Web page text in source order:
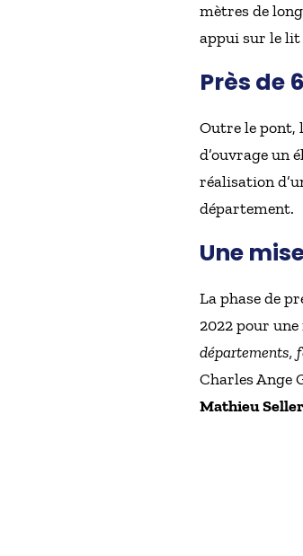
mètres de
appui sur le lit
Près de
Outre le pont,
d’ouvrage un
réalisation
département.
Une
La phase de
2022 pour
départements,
Charles Ange
Mathieu Seller